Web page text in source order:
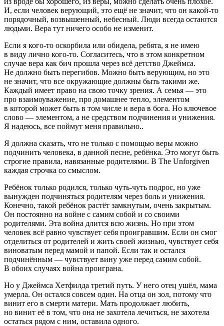
И, если человек верующий, это ещё не значит, что он какой-то
порядочный, возвышенный, небесный. Люди всегда остаются
людьми. Вера тут ничего особо не изменит.
Если я кого-то оскорбила или обидела, ребята, я не имею
в виду лично кого-то. Согласитесь, что в этом конкретном
случае вера как бич прошла через всё детство Джеймса.
Не должно быть перегибов. Можно быть верующим, но это
не значит, что все окружающие должны быть такими же.
Каждый имеет право на свою точку зрения. А семья — это
про взаимоуважение, про домашнее тепло, элементом
в которой может быть в том числе и вера в бога. Но ключевое
слово — элементом, а не средством подчинения и унижения.
Я надеюсь, все поймут меня правильно..
Я должна сказать, что не только с помощью веры можно
подчинить человека, в данной песне, ребёнка. Это могут быть
строгие правила, навязанные родителями. В The Unforgiven
каждая строчка со смыслом.
Ребёнок только родился, только чуть-чуть подрос, но уже
вынужден подчиняться родителям через боль и унижения.
Конечно, такой ребёнок растёт замкнутым, очень закрытым.
Он постоянно на войне с самим собой и со своими
родителями. Эта война длится всю жизнь. Но при этом
человек всё равно чувствует себя проигравшим. Если он смог
отделиться от родителей и жить своей жизнью, чувствует себя
виноватым перед мамой и папой. Если так и остался
подчинённым — чувствует вину уже перед самим собой.
В обоих случаях война проиграна.
Но у Джеймса Хетфилда третий путь. У него отец ушёл, мама
умерла. Он остался совсем один. На отца он зол, потому что
винит его в смерти матери. Мать продолжает любить,
но винит её в том, что она не захотела лечиться, не захотела
остаться рядом с ним, оставила одного.